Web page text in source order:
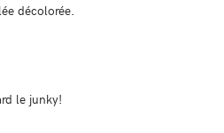
décolorée.
le junky!